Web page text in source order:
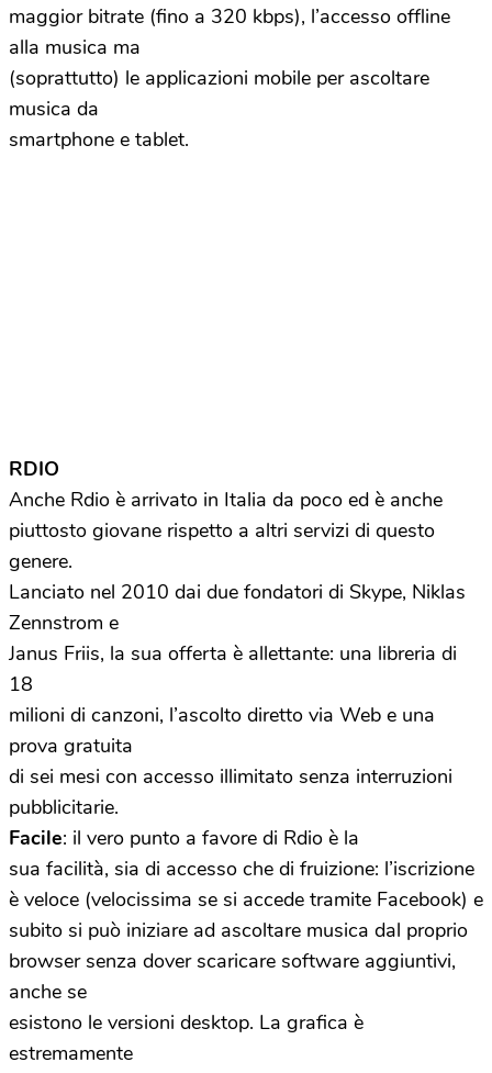
maggior bitrate (fino a 320 kbps), l’accesso offline
alla musica ma
(soprattutto) le applicazioni mobile per ascoltare
musica da
smartphone e tablet.
RDIO
Anche Rdio è arrivato in Italia da poco ed è anche
piuttosto giovane rispetto a altri servizi di questo
genere.
Lanciato nel 2010 dai due fondatori di Skype, Niklas
Zennstrom e
Janus Friis, la sua offerta è allettante: una libreria di
18
milioni di canzoni, l’ascolto diretto via Web e una
prova gratuita
di sei mesi con accesso illimitato senza interruzioni
pubblicitarie.
Facile: il vero punto a favore di Rdio è la
sua facilità, sia di accesso che di fruizione: l’iscrizione
è veloce (velocissima se si accede tramite Facebook) e
subito si può iniziare ad ascoltare musica dal proprio
browser senza dover scaricare software aggiuntivi,
anche se
esistono le versioni desktop. La grafica è
estremamente